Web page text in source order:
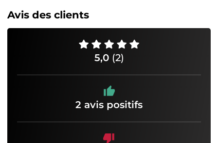
Avis des clients
5,0 (2)
2 avis positifs